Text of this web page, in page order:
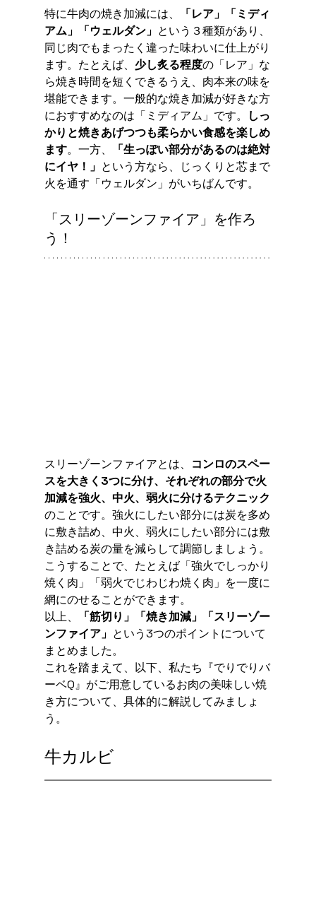
特に牛肉の焼き加減には、
「レア」「ミディ
アム」「ウェルダン」 という３種類があり、
同じ肉でもまったく違った味わいに仕上がり
ます。たとえば、 少し炙る程度の「レア」な
ら焼き時間を短くできるうえ、肉本来の味を
堪能できます。一般的な焼き加減が好きな方
におすすめなのは「ミディアム」です。
しっ
かりと焼きあげつつも柔らかい食感を楽しめ
ます。一方、
「生っぽい部分があるのは絶対
にイヤ！」 という方なら、じっくりと芯まで
火を通す「ウェルダン」がいちばんです。
「スリーゾーンファイア」を作ろ
う！
スリーゾーンファイアとは、
コンロのスペー
スを大きく3つに分け、それぞれの部分で火
加減を強火、中火、弱火に分けるテクニック
のことです。強火にしたい部分には炭を多め
に敷き詰め、中火、弱火にしたい部分には敷
き詰める炭の量を減らして調節しましょう。
こうすることで、たとえば「強火でしっかり
焼く肉」「弱火でじわじわ焼く肉」を一度に
網にのせることができます。
以上、
「筋切り」「焼き加減」「スリーゾー
ンファイア」 という3つのポイントについて
まとめました。
これを踏まえて、以下、私たち『でりでりバ
ーベQ』がご用意しているお肉の美味しい焼
き方について、具体的に解説してみましょ
う。
牛カルビ